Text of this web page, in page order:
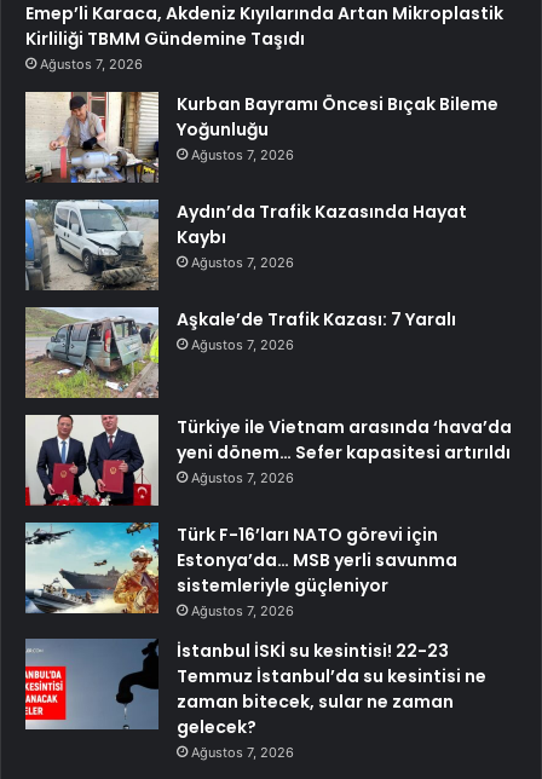
Emep’li Karaca, Akdeniz Kıyılarında Artan Mikroplastik
Kirliliği TBMM Gündemine Taşıdı
Ağustos 7, 2026
Kurban Bayramı Öncesi Bıçak Bileme
Yoğunluğu
Ağustos 7, 2026
Aydın’da Trafik Kazasında Hayat
Kaybı
Ağustos 7, 2026
Aşkale’de Trafik Kazası: 7 Yaralı
Ağustos 7, 2026
Türkiye ile Vietnam arasında ‘hava’da
yeni dönem… Sefer kapasitesi artırıldı
Ağustos 7, 2026
Türk F-16’ları NATO görevi için
Estonya’da… MSB yerli savunma
sistemleriyle güçleniyor
Ağustos 7, 2026
İstanbul İSKİ su kesintisi! 22-23
Temmuz İstanbul’da su kesintisi ne
zaman bitecek, sular ne zaman
gelecek?
Ağustos 7, 2026